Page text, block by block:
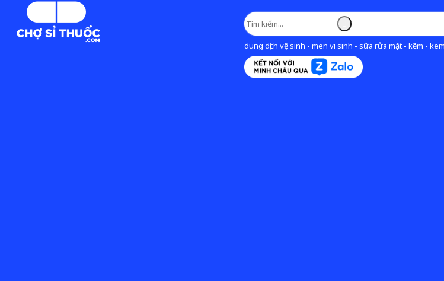
dung dịch vệ sinh - men vi sinh - sữa rửa mặt - kẽm -